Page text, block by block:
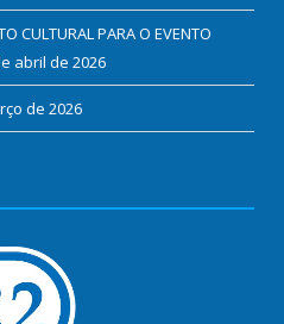
CULTURAL PARA O EVENTO
abril de 2026
de 2026